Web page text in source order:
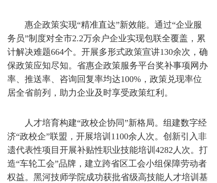
惠企政策实现“精准直达”新效能。通过“企业服
务员”制度对全市2.2万余户企业实现包联全覆盖，累
计解决难题664个。开展多形式政策宣讲130余次，确
保政策应知尽知。省惠企政策服务平台奖补事项网办
率、推送率、咨询回复率均达100%，政策兑现率位
居全省前列，助力企业及时享受政策红利。
人才培育构建“政校企协同”新格局。组建数字经
济“政校企”联盟，开展培训1100余人次。创新引入非
遗代表性项目开展补贴性职业技能培训4282人次。打
造“车轮工会”品牌，建立跨省区工会小组保障劳动者
权益。黑河技师学院成功获批省级高技能人才培训基